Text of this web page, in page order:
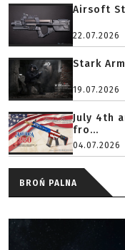
Airsoft
22.07.2026
Stark
19.07.2026
July 4th
fro...
04.07.2026
BROŃ PALNA